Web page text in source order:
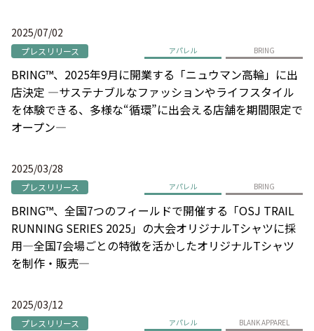
2025/07/02
プレスリリース アパレル BRING
BRING™、2025年9月に開業する「ニュウマン高輪」に出
店決定 ―サステナブルなファッションやライフスタイル
を体験できる、多様な“循環”に出会える店舗を期間限定で
オープン―
2025/03/28
プレスリリース アパレル BRING
BRING™、全国7つのフィールドで開催する「OSJ TRAIL
RUNNING SERIES 2025」の大会オリジナルTシャツに採
用―全国7会場ごとの特徴を活かしたオリジナルTシャツ
を制作・販売―
2025/03/12
プレスリリース アパレル
BLANK APPAREL